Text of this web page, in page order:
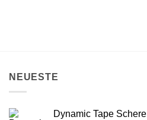
NEUESTE
Dynamic Tape Schere